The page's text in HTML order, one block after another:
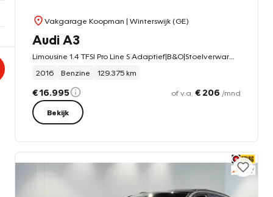
Vakgarage Koopman | Winterswijk (GE)
Audi A3
2016
Benzine 129.375 km
€ 16.995 of v.a. € 206 /mnd
Bekijk